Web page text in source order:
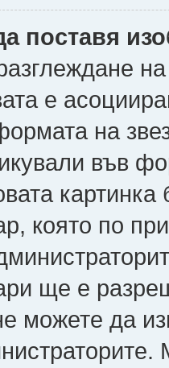
поставя
е
на
във
която по
ще е
можете да